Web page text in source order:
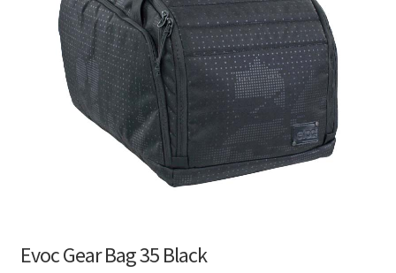
Evoc Gear Bag 35 Black